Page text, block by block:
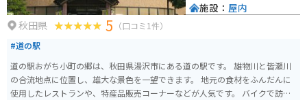
秋田県 5 （口コミ1件）
#道の駅
道の駅おがち小町の郷は、秋田県湯沢市にある道の駅です。 雄物川と皆瀬川
の合流地点に位置し、雄大な景色を一望できます。 地元の食材をふんだんに
使用したレストランや、特産品販売コーナーなどが人気です。 バイクで訪れ
施設： 屋内